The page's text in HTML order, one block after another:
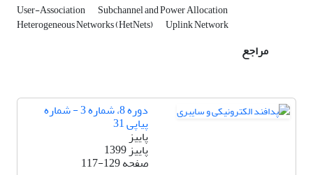
User-Association Subchannel and Power Allocation
Heterogeneous Networks (HetNets) Uplink Network
مراجع
دوره 8، شماره 3 - شماره
پیاپی 31
پاییز
پاییز 1399
صفحه117-129